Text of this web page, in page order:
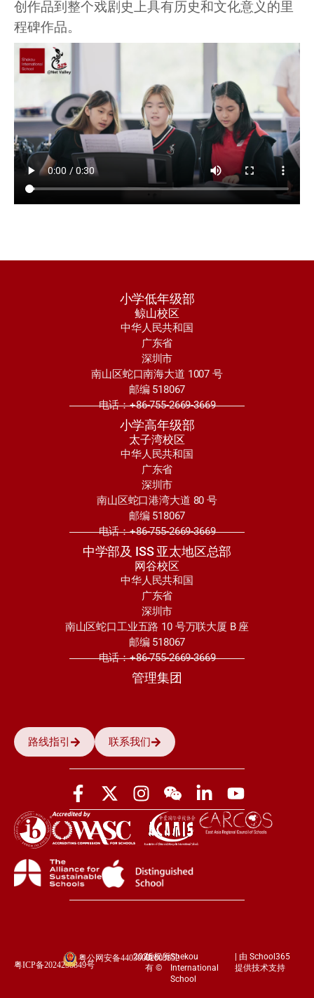
创作品到整个戏剧史上具有历史和文化意义的里
程碑作品。
小学低年级部
鲸山校区
中华人民共和国
广东省
深圳市
南山区蛇口南海大道 1007 号
邮编 518067
电话：+86-755-2669-3669
小学高年级部
太子湾校区
中华人民共和国
广东省
深圳市
南山区蛇口港湾大道 80 号
邮编 518067
电话：+86-755-2669-3669
中学部及 ISS 亚太地区总部
网谷校区
中华人民共和国
广东省
深圳市
南山区蛇口工业五路 10 号万联大厦 B 座
邮编 518067
电话：+86-755-2669-3669
管理集团
路线指引 联系我们
粤ICP备2024258849号
粤公网安备44030002003852
2026版权所
有 ©
Shekou
International
School
| 由 School365
提供技术支持